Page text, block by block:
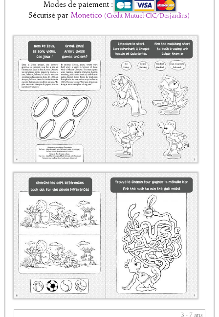
Modes de paiement :
Sécurisé par Monetico (Crédit Mutuel-CIC/Desjardins)
3 - 7 ans